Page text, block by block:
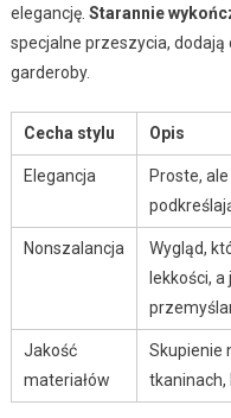
elegancję. Starannie
specjalne przeszycia,
garderoby.
Cecha stylu Opis
Elegancja
Proste,
Nonszalancja
Wygląd,
lekkości,
Jakość
materiałów
Skupienie
tkaninach,